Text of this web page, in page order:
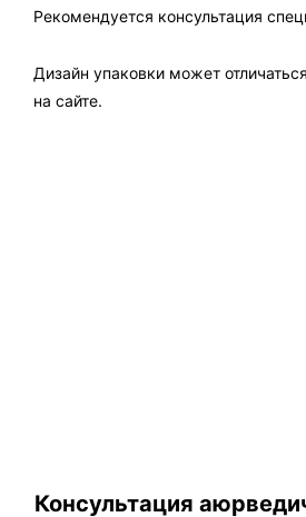
Рекомендуется консультация
Дизайн упаковки может
на сайте.
Консультация